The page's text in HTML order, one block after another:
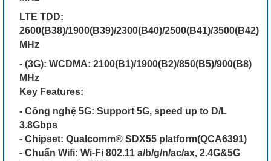
LTE TDD:
2600(B38)/1900(B39)/2300(B40)/2500(B41)/3500(B42)
MHz
- (3G): WCDMA: 2100(B1)/1900(B2)/850(B5)/900(B8)
MHz
Key Features:
- Công nghệ 5G: Support 5G, speed up to D/L
3.8Gbps
- Chipset: Qualcomm® SDX55 platform(QCA6391)
- Chuẩn Wifi: Wi-Fi 802.11 a/b/g/n/ac/ax, 2.4G&5G